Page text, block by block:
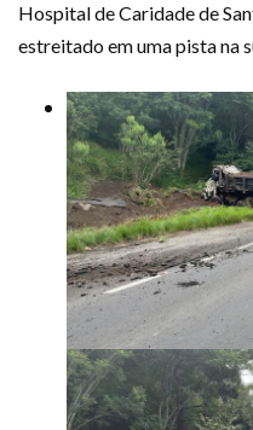
Hospital de Caridade de
estreitado em uma pista na